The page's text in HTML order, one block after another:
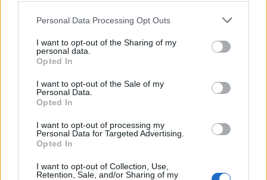
Please note that this website/app uses one or more Google
not limited to your visit or usage behaviour. You may click to
grant or deny consent to Google and its third-party tags to
use your data for below specified purposes in below Google
consent section.
Personal Data Processing Opt Outs
I want to opt-out of the Sharing of my
personal data.
Opted In
I want to opt-out of the Sale of my
Personal Data.
Opted In
I want to opt-out of processing my
Personal Data for Targeted Advertising.
Opted In
I want to opt-out of Collection, Use,
Retention, Sale, and/or Sharing of my